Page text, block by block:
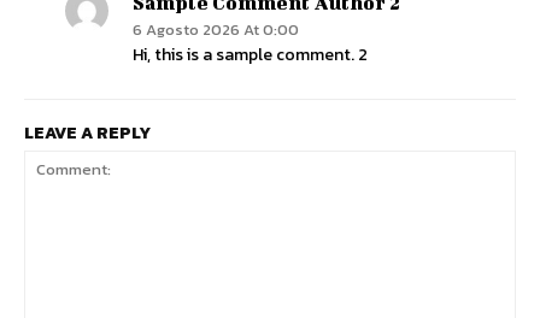
6 Agosto 2026 At 0:00
Hi, this is a sample comment. 2
LEAVE A REPLY